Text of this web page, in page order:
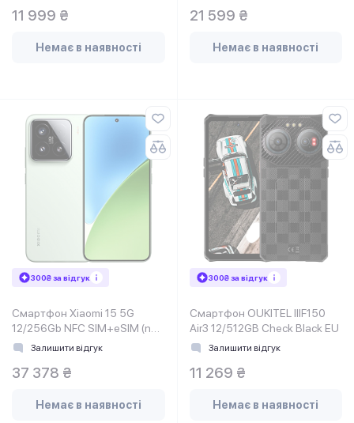
11 999 ₴
Немає в наявності
21 599 ₴
Немає в наявності
300₴ за відгук
Смартфон Xiaomi 15 5G
12/256Gb NFC SIM+eSIM (no
charger) Green EU
Залишити відгук
37 378 ₴
Немає в наявності
300₴ за відгук
Смартфон OUKITEL IIIF150
Air3 12/512GB Check Black EU
Залишити відгук
11 269 ₴
Немає в наявності